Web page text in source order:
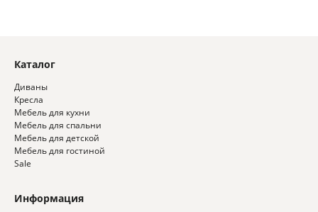
Каталог
Диваны
Кресла
Мебель для кухни
Мебель для спальни
Мебель для детской
Мебель для гостиной
Sale
Информация